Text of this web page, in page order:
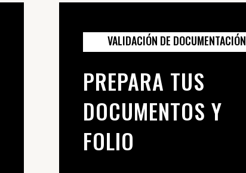
VALIDACIÓN DE DOCUMENTACIÓN
PREPARA TUS
DOCUMENTOS Y
FOLIO